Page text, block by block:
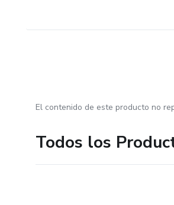
El contenido de este producto no
Todos los